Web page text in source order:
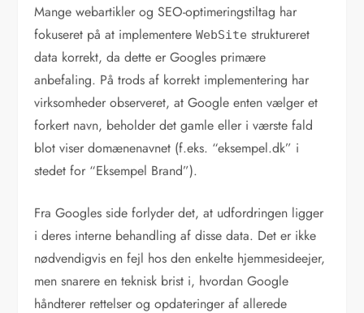
Mange webartikler og SEO-optimeringstiltag har
fokuseret på at implementereWebSite struktureret
data korrekt, da dette er Googles primære
anbefaling. På trods af korrekt implementering har
virksomheder observeret, at Google enten vælger et
forkert navn, beholder det gamle eller i værste fald
blot viser domænenavnet (f.eks. “eksempel.dk” i
stedet for “Eksempel Brand”).
Fra Googles side forlyder det, at udfordringen ligger
i deres interne behandling af disse data. Det er ikke
nødvendigvis en fejl hos den enkelte hjemmesideejer,
men snarere en teknisk brist i, hvordan Google
håndterer rettelser og opdateringer af allerede